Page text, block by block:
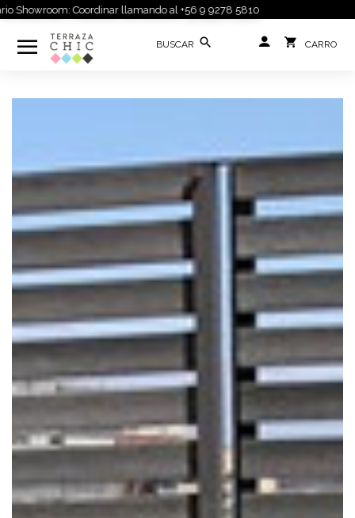
Coordinar llamando al +56 9 9278 5810